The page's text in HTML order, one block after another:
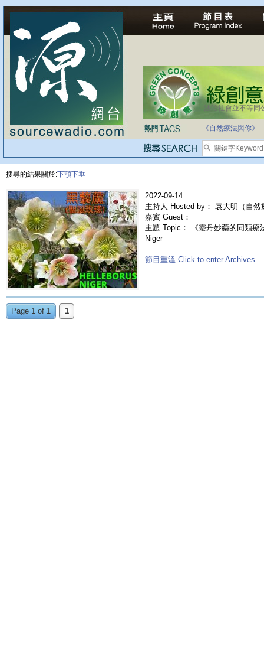
法治社會並不等同
《自然療法與你》
搜尋的結果關於:下顎下垂
2022-09-14
主持人 Hosted by： 袁大明（自然
嘉賓 Guest：
主題 Topic： 《靈丹妙藥的同類
Niger
節目重溫 Click to enter Archives
Page 1 of 1 1